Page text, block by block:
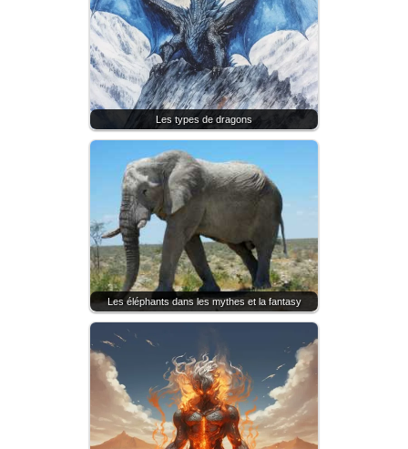
Les types de dragons
Les éléphants dans les mythes et la fantasy